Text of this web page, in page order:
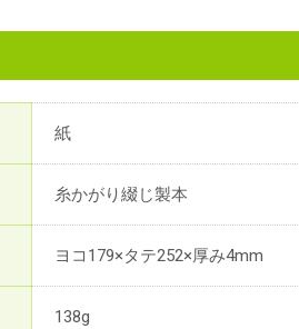
紙
糸かがり綴じ製本
ヨコ179×タテ252×厚み4mm
138g